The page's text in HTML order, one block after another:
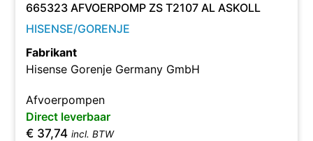
665323 AFVOERPOMP ZS T2107 AL ASKOLL
HISENSE/GORENJE
Fabrikant
Hisense Gorenje Germany GmbH
Afvoerpompen
Direct leverbaar
€ 37,74 incl. BTW